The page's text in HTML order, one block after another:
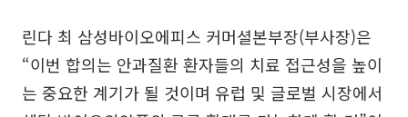
린다 최 삼성바이오에피스 커머셜본부장(부사장)은
“이번 합의는 안과질환 환자들의 치료 접근성을 높이
는 중요한 계기가 될 것이며 유럽 및 글로벌 시장에서